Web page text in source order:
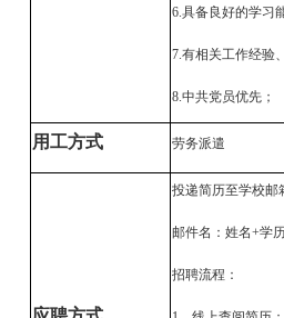
6.具备良好的学习
7.有相关工作经验
8.中共党员优先；
用工方式 劳务派遣
投递简历至学校邮
邮件名：姓名+学
招聘流程：